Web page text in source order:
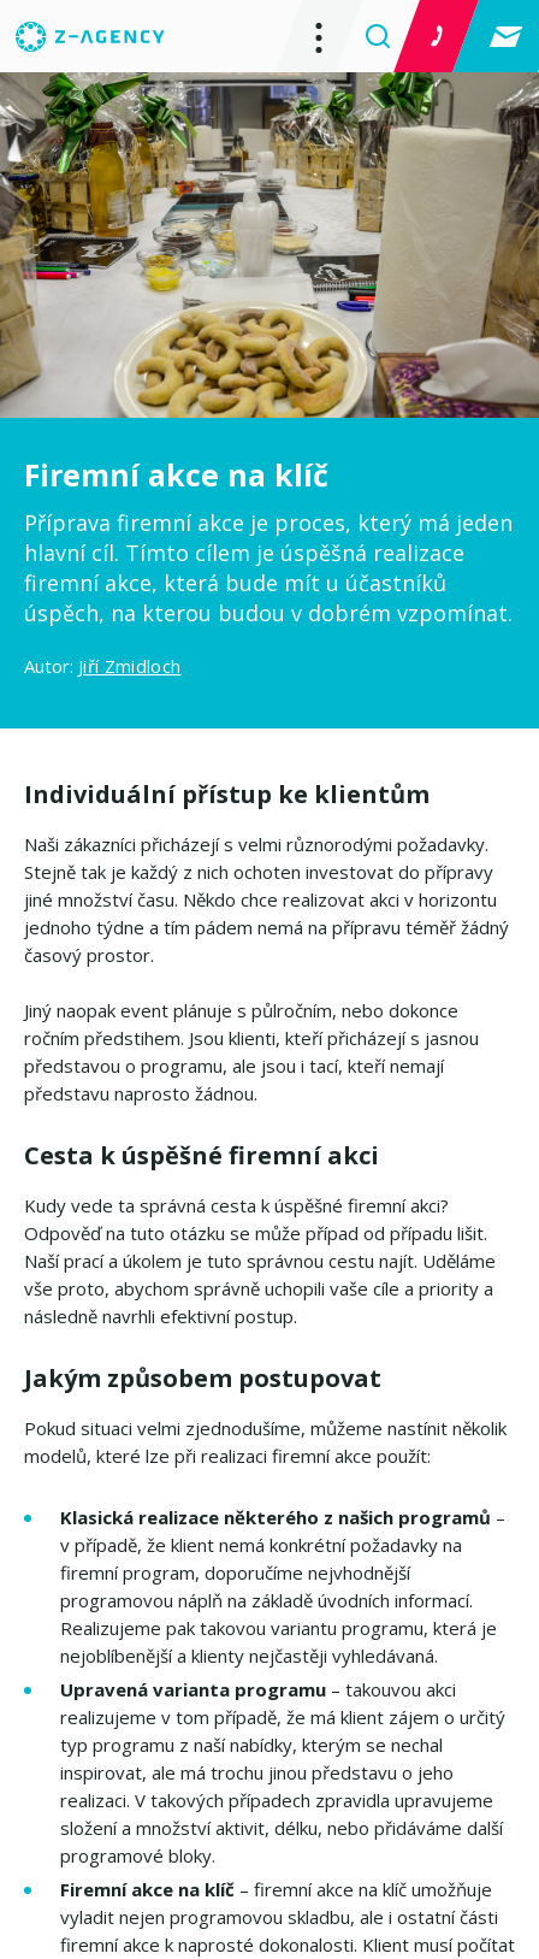
Firemní akce na klíč
Příprava firemní akce je proces, který má jeden
hlavní cíl. Tímto cílem je úspěšná realizace
firemní akce, která bude mít u účastníků
úspěch, na kterou budou v dobrém vzpomínat.
Autor: Jiří Zmidloch
Individuální přístup ke klientům
Naši zákazníci přicházejí s velmi různorodými požadavky.
Stejně tak je každý z nich ochoten investovat do přípravy
jiné množství času. Někdo chce realizovat akci v horizontu
jednoho týdne a tím pádem nemá na přípravu téměř žádný
časový prostor.
Jiný naopak event plánuje s půlročním, nebo dokonce
ročním předstihem. Jsou klienti, kteří přicházejí s jasnou
představou o programu, ale jsou i tací, kteří nemají
představu naprosto žádnou.
Cesta k úspěšné firemní akci
Kudy vede ta správná cesta k úspěšné firemní akci?
Odpověď na tuto otázku se může případ od případu lišit.
Naší prací a úkolem je tuto správnou cestu najít. Uděláme
vše proto, abychom správně uchopili vaše cíle a priority a
následně navrhli efektivní postup.
Jakým způsobem postupovat
Pokud situaci velmi zjednodušíme, můžeme nastínit několik
modelů, které lze při realizaci firemní akce použít:
Klasická realizace některého z našich programů –
v případě, že klient nemá konkrétní požadavky na
firemní program, doporučíme nejvhodnější
programovou náplň na základě úvodních informací.
Realizujeme pak takovou variantu programu, která je
nejoblíbenější a klienty nejčastěji vyhledávaná.
Upravená varianta programu – takouvou akci
realizujeme v tom případě, že má klient zájem o určitý
typ programu z naší nabídky, kterým se nechal
inspirovat, ale má trochu jinou představu o jeho
realizaci. V takových případech zpravidla upravujeme
složení a množství aktivit, délku, nebo přidáváme další
programové bloky.
Firemní akce na klíč – firemní akce na klíč umožňuje
vyladit nejen programovou skladbu, ale i ostatní části
firemní akce k naprosté dokonalosti. Klient musí počítat